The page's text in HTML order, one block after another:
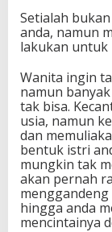
Setialah
anda, namun
lakukan untuk
Wanita ingin
namun
tak bisa.
usia, namun
dan
bentuk istri
mungkin tak
akan pernah
hingga anda
mencintainya